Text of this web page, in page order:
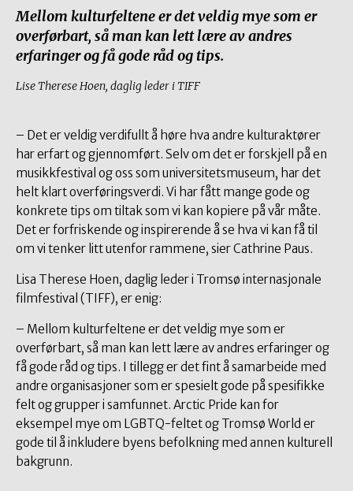
Mellom kulturfeltene er det veldig mye som er
overførbart, så man kan lett lære av andres
erfaringer og få gode råd og tips.
Lise Therese Hoen, daglig leder i TIFF
– Det er veldig verdifullt å høre hva andre kulturaktører
har erfart og gjennomført. Selv om det er forskjell på en
musikkfestival og oss som universitetsmuseum, har det
helt klart overføringsverdi. Vi har fått mange gode og
konkrete tips om tiltak som vi kan kopiere på vår måte.
Det er forfriskende og inspirerende å se hva vi kan få til
om vi tenker litt utenfor rammene, sier Cathrine Paus.
Lisa Therese Hoen, daglig leder i Tromsø internasjonale
filmfestival (TIFF), er enig:
– Mellom kulturfeltene er det veldig mye som er
overførbart, så man kan lett lære av andres erfaringer og
få gode råd og tips. I tillegg er det fint å samarbeide med
andre organisasjoner som er spesielt gode på spesifikke
felt og grupper i samfunnet. Arctic Pride kan for
eksempel mye om LGBTQ-feltet og Tromsø World er
gode til å inkludere byens befolkning med annen kulturell
bakgrunn.